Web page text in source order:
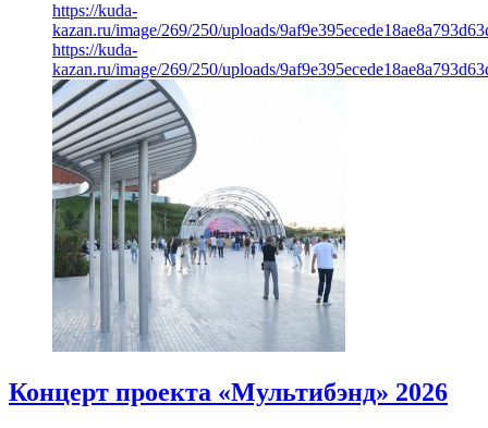
https://kuda-
kazan.ru/image/269/250/uploads/
https://kuda-
kazan.ru/image/269/250/uploads/
Концерт проекта «Мультибэнд» 2026